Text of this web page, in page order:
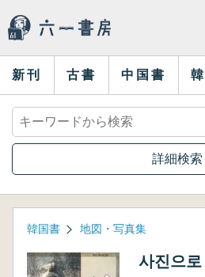
新刊 古書 中国書
詳細検索
韓国書 地図・写真集
사진으